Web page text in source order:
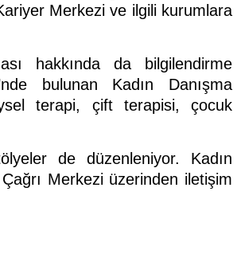
Merkezi ve ilgili kurumlara
hakkında da bilgilendirme
bulunan Kadın Danışma
terapi, çift terapisi, çocuk
de düzenleniyor. Kadın
Merkezi üzerinden iletişim